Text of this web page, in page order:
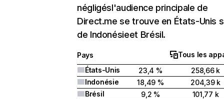
négligésl'audience principale de
Direct.me se trouve en États-Unis
de Indonésieet Brésil.
Pays
Tous les
États-Unis
23,4 %
258,66 k
Indonésie
18,49 %
204,39 k
Brésil
9,2 %
101,77 k